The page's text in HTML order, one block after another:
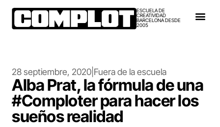
ESCUELA DE
CREATIVIDAD
BARCELONA DESDE
2005
28 septiembre, 2020 Fuera de la escuela
Alba Prat, la fórmula de una
#Comploter para hacer los
sueños realidad